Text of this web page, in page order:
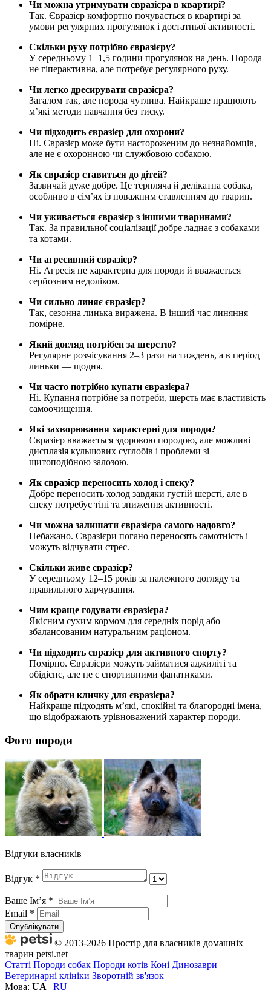
Чи можна утримувати євразієра в квартирі?
Так. Євразієр комфортно почувається в квартирі за
умови регулярних прогулянок і достатньої активності.
Скільки руху потрібно євразієру?
У середньому 1–1,5 години прогулянок на день. Порода
не гіперактивна, але потребує регулярного руху.
Чи легко дресирувати євразієра?
Загалом так, але порода чутлива. Найкраще працюють
м’які методи навчання без тиску.
Чи підходить євразієр для охорони?
Ні. Євразієр може бути настороженим до незнайомців,
але не є охоронною чи службовою собакою.
Як євразієр ставиться до дітей?
Зазвичай дуже добре. Це терпляча й делікатна собака,
особливо в сім’ях із поважним ставленням до тварин.
Чи уживається євразієр з іншими тваринами?
Так. За правильної соціалізації добре ладнає з собаками
та котами.
Чи агресивний євразієр?
Ні. Агресія не характерна для породи й вважається
серйозним недоліком.
Чи сильно линяє євразієр?
Так, сезонна линька виражена. В інший час линяння
помірне.
Який догляд потрібен за шерстю?
Регулярне розчісування 2–3 рази на тиждень, а в період
линьки — щодня.
Чи часто потрібно купати євразієра?
Ні. Купання потрібне за потреби, шерсть має властивість
самоочищення.
Які захворювання характерні для породи?
Євразієр вважається здоровою породою, але можливі
дисплазія кульшових суглобів і проблеми зі
щитоподібною залозою.
Як євразієр переносить холод і спеку?
Добре переносить холод завдяки густій шерсті, але в
спеку потребує тіні та зниження активності.
Чи можна залишати євразієра самого надовго?
Небажано. Євразієри погано переносять самотність і
можуть відчувати стрес.
Скільки живе євразієр?
У середньому 12–15 років за належного догляду та
правильного харчування.
Чим краще годувати євразієра?
Якісним сухим кормом для середніх порід або
збалансованим натуральним раціоном.
Чи підходить євразієр для активного спорту?
Помірно. Євразієри можуть займатися аджиліті та
обідієнс, але не є спортивними фанатиками.
Як обрати кличку для євразієра?
Найкраще підходять м’які, спокійні та благородні імена,
що відображають урівноважений характер породи.
Фото породи
Відгуки власників
Відгук *
Ваше Імʼя *
Email *
Опублікувати
© 2013-2026 Простір для власників домашніх
тварин petsi.net
Статті Породи собак Породи котів Коні Динозаври
Ветеринарні клініки Зворотній зв'язок
Мова: UA | RU